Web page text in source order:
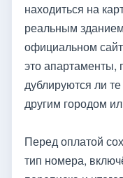
находиться на
реальным
официальном
это апартаменты,
дублируются ли
другим городом
Перед оплатой
тип номера,